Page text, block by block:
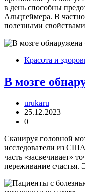
в день способны
Альцгеймера. В
полезными
Красота и
В мозге
urukaru
25.12.2023
0
Сканируя головной
исследователи из
часть «засвечивает»
переживание счастья.